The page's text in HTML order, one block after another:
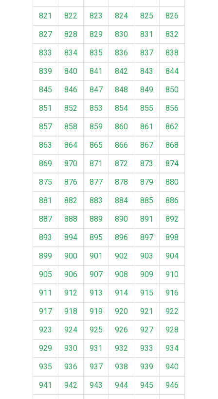
821
822 823 824 825
826
827
828 829 830 831
832
833
834 835 836 837
838
839
840 841 842 843
844
845
846 847 848 849
850
851
852 853 854 855
856
857
858 859 860 861
862
863
864 865 866 867
868
869
870 871 872 873
874
875
876 877 878 879
880
881
882 883 884 885
886
887
888 889 890 891
892
893
894 895 896 897
898
899
900 901 902 903
904
905
906 907 908 909
910
911
912 913 914 915
916
917
918 919 920 921
922
923
924 925 926 927
928
929
930 931 932 933
934
935
936 937 938 939
940
941
942 943 944 945
946